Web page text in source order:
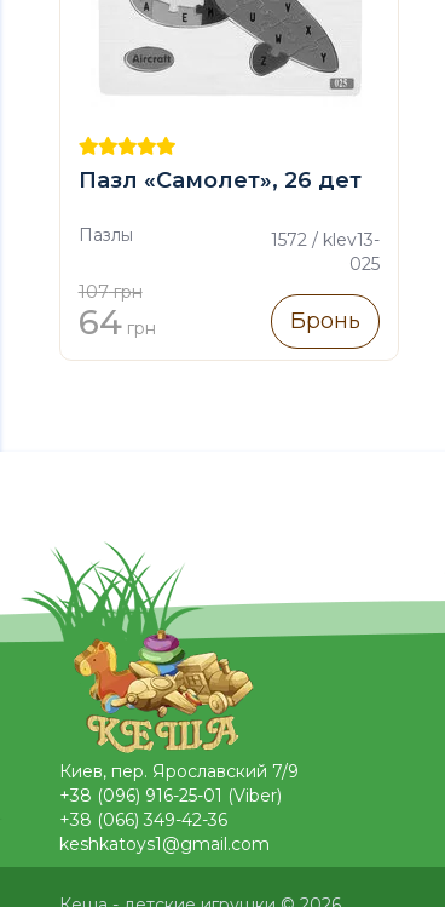
Пазл «Самолет», 26 дет
Пазлы
1572 / klev13-
025
107грн
64грн Бронь
Киев, пер. Ярославский 7/9
+38 (096) 916-25-01 (Viber)
+38 (066) 349-42-36
keshkatoys1@gmail.com